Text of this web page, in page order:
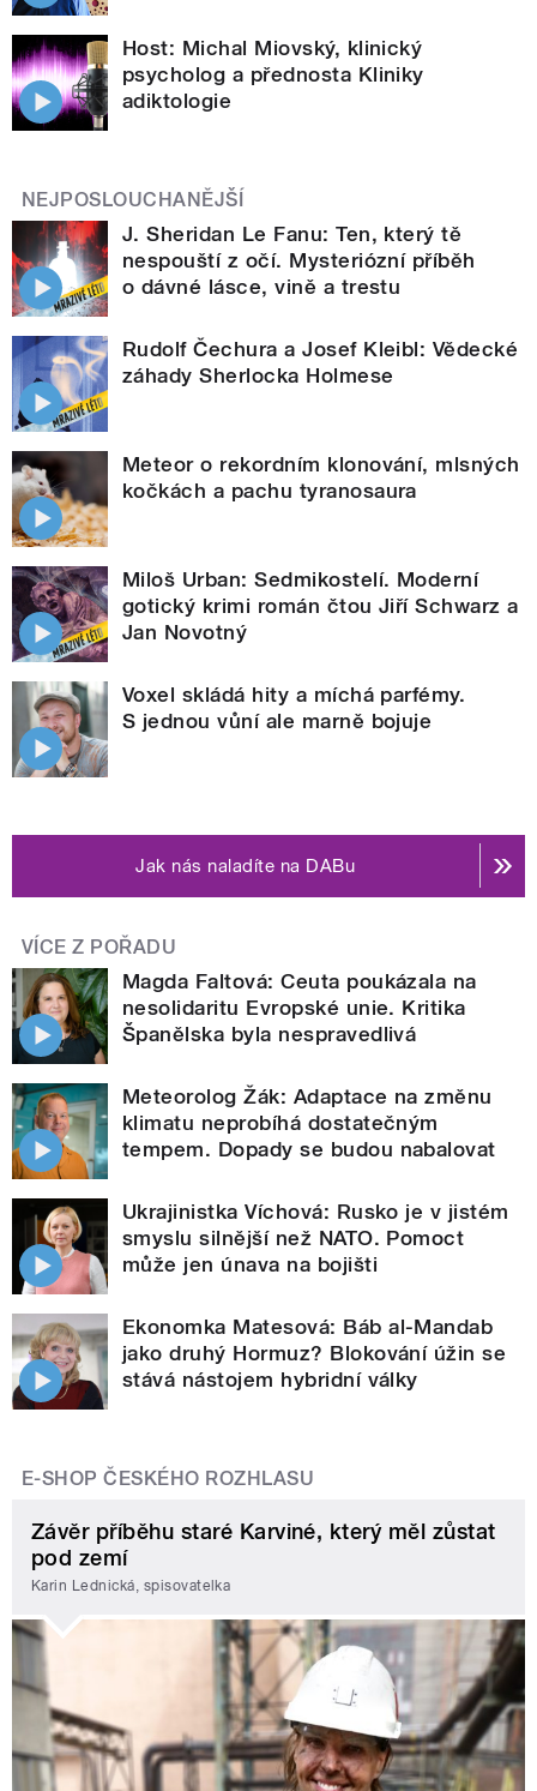
Host: Michal Miovský, klinický
psycholog a přednosta Kliniky
adiktologie
NEJPOSLOUCHANĚJŠÍ
J. Sheridan Le Fanu: Ten, který tě
nespouští z očí. Mysteriózní příběh
o dávné lásce, vině a trestu
Rudolf Čechura a Josef Kleibl: Vědecké
záhady Sherlocka Holmese
Meteor o rekordním klonování, mlsných
kočkách a pachu tyranosaura
Miloš Urban: Sedmikostelí. Moderní
gotický krimi román čtou Jiří Schwarz a
Jan Novotný
Voxel skládá hity a míchá parfémy.
S jednou vůní ale marně bojuje
Jak nás naladíte na DABu
VÍCE Z POŘADU
Magda Faltová: Ceuta poukázala na
nesolidaritu Evropské unie. Kritika
Španělska byla nespravedlivá
Meteorolog Žák: Adaptace na změnu
klimatu neprobíhá dostatečným
tempem. Dopady se budou nabalovat
Ukrajinistka Víchová: Rusko je v jistém
smyslu silnější než NATO. Pomoct
může jen únava na bojišti
Ekonomka Matesová: Báb al-Mandab
jako druhý Hormuz? Blokování úžin se
stává nástojem hybridní války
E-SHOP ČESKÉHO ROZHLASU
Závěr příběhu staré Karviné, který měl zůstat
pod zemí
Karin Lednická, spisovatelka